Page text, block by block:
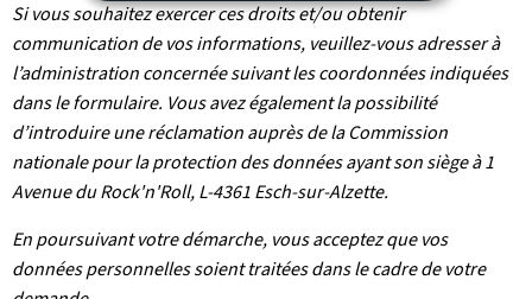
Si vous souhaitez exercer ces droits et/ou obtenir
communication de vos informations, veuillez-vous adresser à
l’administration concernée suivant les coordonnées indiquées
dans le formulaire. Vous avez également la possibilité
d’introduire une réclamation auprès de la Commission
nationale pour la protection des données ayant son siège à 1
Avenue du Rock'n'Roll, L-4361 Esch-sur-Alzette.
En poursuivant votre démarche, vous acceptez que vos
données personnelles soient traitées dans le cadre de votre